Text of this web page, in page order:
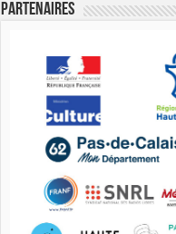
Partenaires